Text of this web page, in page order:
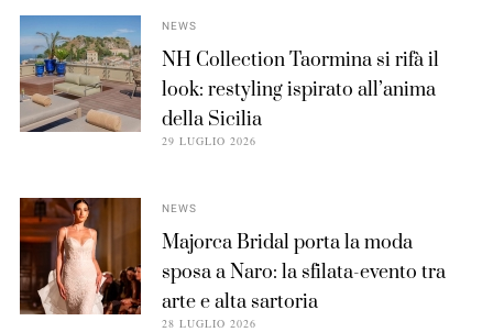
NEWS
NH Collection Taormina si rifà il
look: restyling ispirato all’anima
della Sicilia
29 LUGLIO 2026
NEWS
Majorca Bridal porta la moda
sposa a Naro: la sfilata-evento tra
arte e alta sartoria
28 LUGLIO 2026